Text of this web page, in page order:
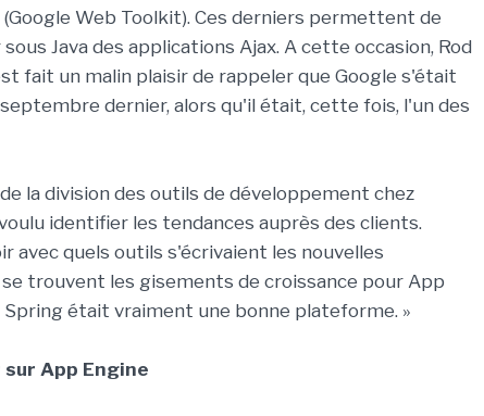
Web Toolkit). Ces derniers permettent de
Java des applications Ajax. A cette occasion, Rod
fait un malin plaisir de rappeler que Google s'était
dernier, alors qu'il était, cette fois, l'un des
la division des outils de développement chez
identifier les tendances auprès des clients.
avec quels outils s'écrivaient les nouvelles
trouvent les gisements de croissance pour App
était vraiment une bonne plateforme. »
App Engine